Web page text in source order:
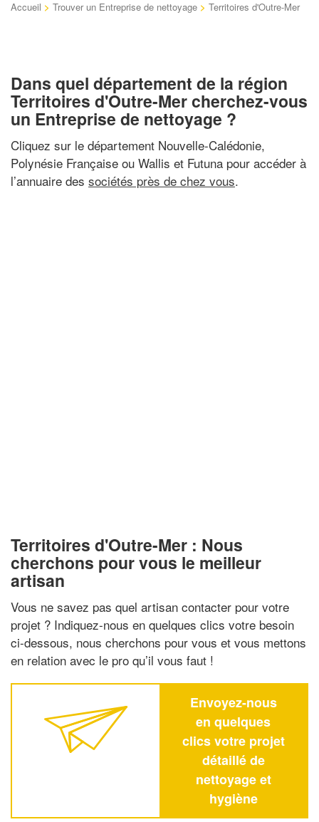
Accueil > Trouver un Entreprise de nettoyage > Territoires d'Outre-Mer
Dans quel département de la région
Territoires d'Outre-Mer cherchez-vous
un Entreprise de nettoyage ?
Cliquez sur le département Nouvelle-Calédonie,
Polynésie Française ou Wallis et Futuna pour accéder à
l’annuaire des sociétés près de chez vous.
Territoires d'Outre-Mer : Nous
cherchons pour vous le meilleur
artisan
Vous ne savez pas quel artisan contacter pour votre
projet ? Indiquez-nous en quelques clics votre besoin
ci-dessous, nous cherchons pour vous et vous mettons
en relation avec le pro qu’il vous faut !
Envoyez-nous
en quelques
clics votre projet
détaillé de
nettoyage et
hygiène